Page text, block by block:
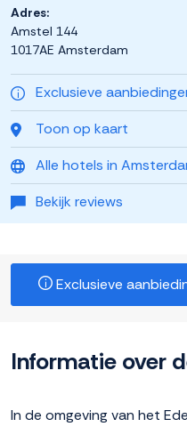
Exclusieve
Toon op kaart
Alle hotels in
Bekijk reviews
Adres:
Amstel 144
1017AE Amsterdam
Exclusieve
Informatie over
In de omgeving van het